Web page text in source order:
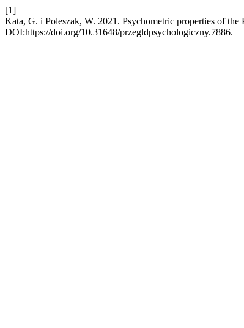
[1]
Kata, G. i Poleszak, W. 2021. Psychometric properties of
DOI:https://doi.org/10.31648/przegldpsychologiczny.7886.